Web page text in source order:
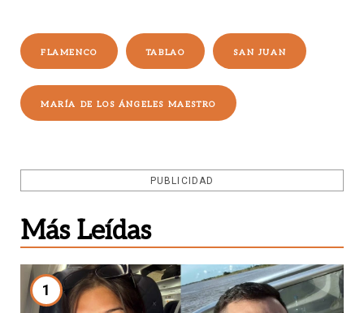
FLAMENCO TABLAO SAN JUAN
MARÍA DE LOS ÁNGELES MAESTRO
PUBLICIDAD
Más Leídas
1